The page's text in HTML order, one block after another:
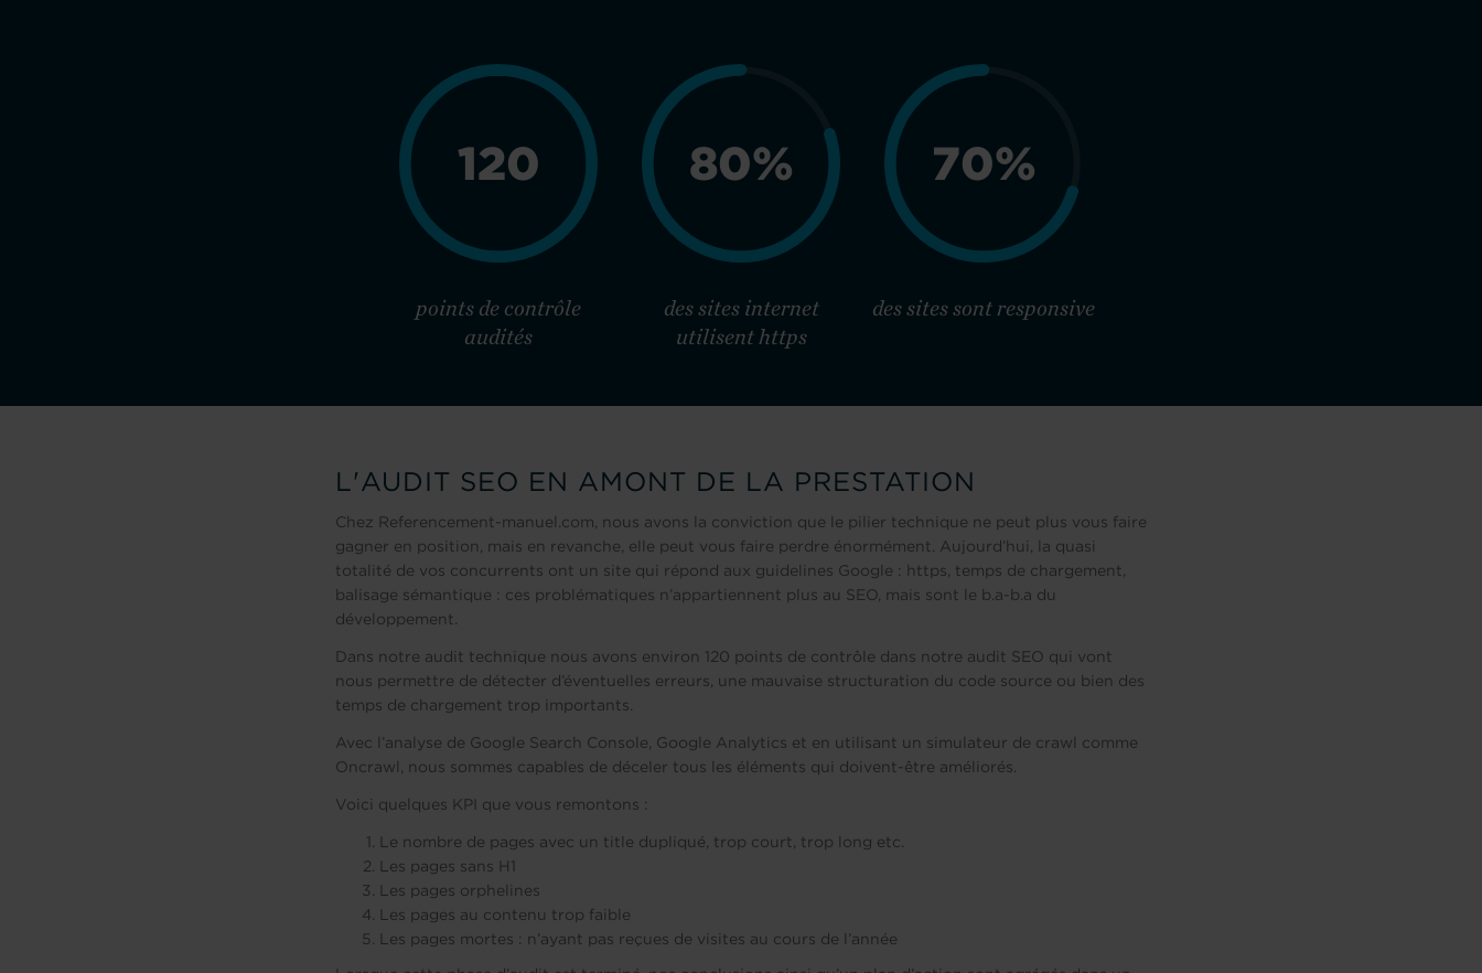
120
points de contrôle
audités
80%
des sites internet
utilisent https
70%
des sites sont responsive
L'AUDIT SEO EN AMONT DE LA PRESTATION
Chez Referencement-manuel.com, nous avons la conviction que le pilier technique ne peut plus vous faire
gagner en position, mais en revanche, elle peut vous faire perdre énormément. Aujourd’hui, la quasi
totalité de vos concurrents ont un site qui répond aux guidelines Google : https, temps de chargement,
balisage sémantique : ces problématiques n’appartiennent plus au SEO, mais sont le b.a-b.a du
développement.
Dans notre audit technique nous avons environ 120 points de contrôle dans notre audit SEO qui vont
nous permettre de détecter d’éventuelles erreurs, une mauvaise structuration du code source ou bien des
temps de chargement trop importants.
Avec l’analyse de Google Search Console, Google Analytics et en utilisant un simulateur de crawl comme
Oncrawl, nous sommes capables de déceler tous les éléments qui doivent-être améliorés.
Voici quelques KPI que vous remontons :
Le nombre de pages avec un title dupliqué, trop court, trop long etc.
Les pages sans H1
Les pages orphelines
Les pages au contenu trop faible
Les pages mortes : n’ayant pas reçues de visites au cours de l’année